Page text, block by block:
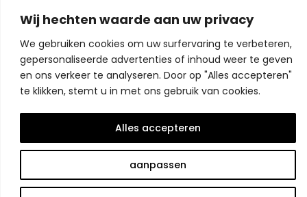
Wij hechten waarde aan uw privacy
We gebruiken cookies om uw surfervaring te verbeteren,
gepersonaliseerde advertenties of inhoud weer te geven
en ons verkeer te analyseren. Door op "Alles accepteren"
te klikken, stemt u in met ons gebruik van cookies.
aanpassen
Alles accepteren
Portret
Winkelbeleid
Copyright © 2026 Belart Gallery | Powered by Carre agency